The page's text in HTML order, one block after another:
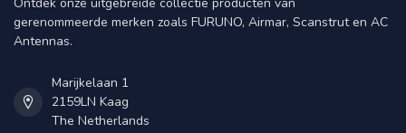
gerenommeerde merken zoals FURUNO, Airmar, Scanstrut en AC
Antennas.
Marijkelaan 1
2159LN Kaag
The Netherlands